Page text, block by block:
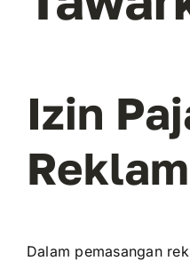
Izin
Dalam pemasangan